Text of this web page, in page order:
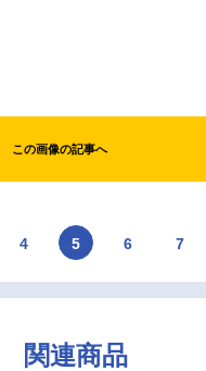
この画像の記事へ
4 5 6 7
関連商品